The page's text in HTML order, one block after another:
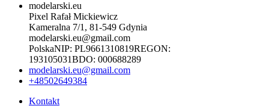
modelarski.eu
Pixel Rafał Mickiewicz
Kameralna 7/1, 81-549 Gdynia
modelarski.eu@gmail.com
PolskaNIP: PL9661310819REGON:
193105031BDO: 000688289
modelarski.eu@gmail.com
+48502649384
Kontakt